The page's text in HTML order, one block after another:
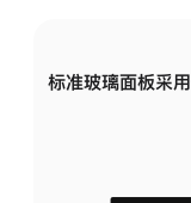
标准玻璃面板采